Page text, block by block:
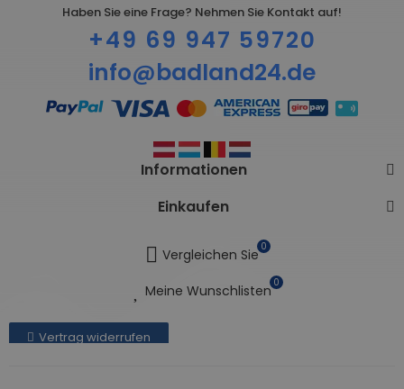
Haben Sie eine Frage? Nehmen Sie Kontakt auf!
+49 69 947 59720
info@badland24.de
Informationen
Einkaufen
Vergleichen Sie 0
Meine Wunschlisten 0
Vertrag widerrufen